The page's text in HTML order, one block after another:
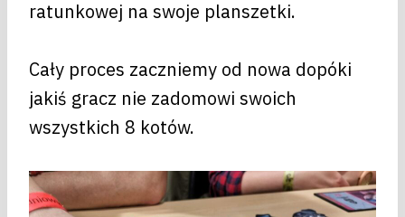
ratunkowej na swoje planszetki.
Cały proces zaczniemy od nowa dopóki
jakiś gracz nie zadomowi swoich
wszystkich 8 kotów.